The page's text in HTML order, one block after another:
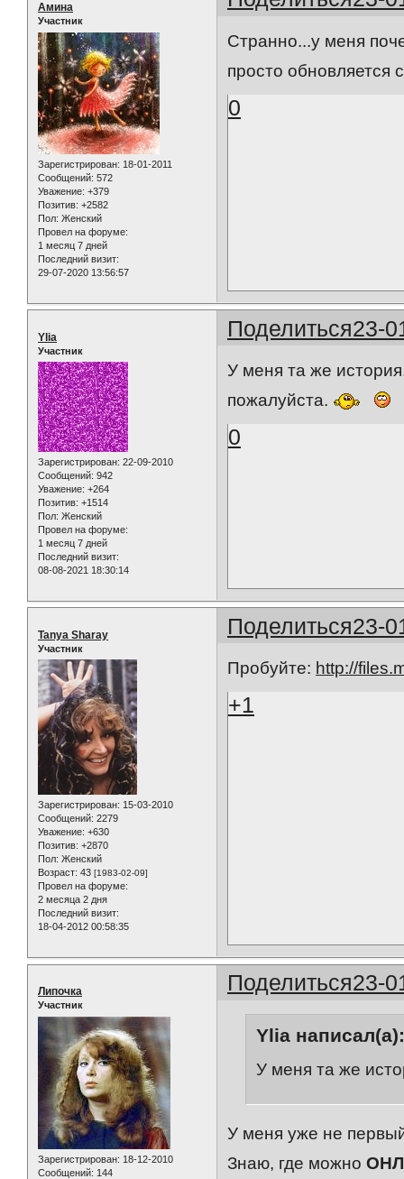
Амина
Участник
Зарегистрирован: 18-01-2011
Сообщений: 572
Уважение: +379
Позитив: +2582
Пол: Женский
Провел на форуме:
1 месяц 7 дней
Последний визит:
29-07-2020 13:56:57
Странно...у меня
просто обновляется
0
Поделиться23-
Ylia
Участник
Зарегистрирован: 22-09-2010
Сообщений: 942
Уважение: +264
Позитив: +1514
Пол: Женский
Провел на форуме:
1 месяц 7 дней
Последний визит:
08-08-2021 18:30:14
У меня та же
пожалуйста.
0
Поделиться23-
Tanya Sharay
Участник
Зарегистрирован: 15-03-2010
Сообщений: 2279
Уважение: +630
Позитив: +2870
Пол: Женский
Возраст: 43 [1983-02-09]
Провел на форуме:
2 месяца 2 дня
Последний визит:
18-04-2012 00:58:35
Пробуйте: http://
+1
Поделиться23-
Липочка
Участник
Зарегистрирован: 18-12-2010
Сообщений: 144
Ylia написал(а):
У меня та же
У меня уже не
Знаю, где можно